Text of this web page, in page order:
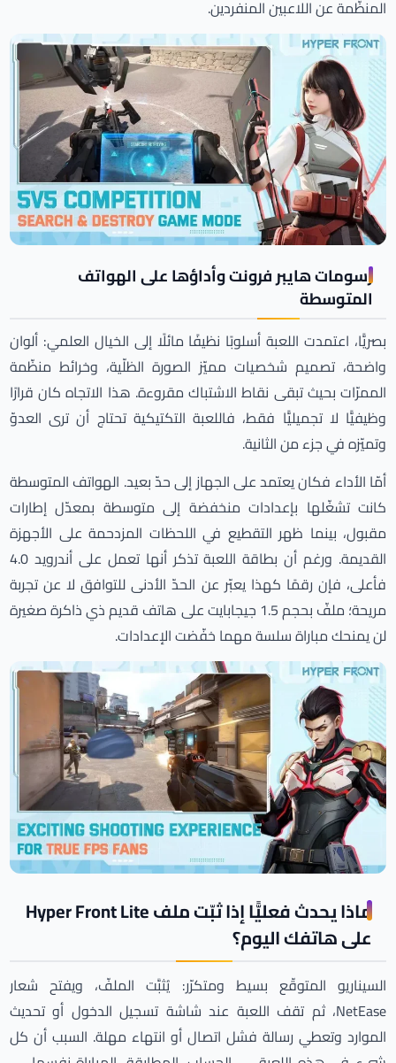
المنظّمة عن اللاعبين المنفردين.
رسومات هايبر فرونت وأداؤها على الهواتف
المتوسطة
بصريًّا، اعتمدت اللعبة أسلوبًا نظيفًا مائلًا إلى الخيال العلمي: ألوان
واضحة، تصميم شخصيات مميّز الصورة الظلّية، وخرائط منظّمة
الممرّات بحيث تبقى نقاط الاشتباك مقروءة. هذا الاتجاه كان قرارًا
وظيفيًّا لا تجميليًّا فقط، فاللعبة التكتيكية تحتاج أن ترى العدوّ
وتميّزه في جزء من الثانية.
أمّا الأداء فكان يعتمد على الجهاز إلى حدّ بعيد. الهواتف المتوسطة
كانت تشغّلها بإعدادات منخفضة إلى متوسطة بمعدّل إطارات
مقبول، بينما ظهر التقطيع في اللحظات المزدحمة على الأجهزة
القديمة. ورغم أن بطاقة اللعبة تذكر أنها تعمل على أندرويد 4.0
فأعلى، فإن رقمًا كهذا يعبّر عن الحدّ الأدنى للتوافق لا عن تجربة
مريحة؛ ملفّ بحجم 1.5 جيجابايت على هاتف قديم ذي ذاكرة صغيرة
لن يمنحك مباراة سلسة مهما خفّضت الإعدادات.
ماذا يحدث فعليًّا إذا ثبّت ملف Hyper Front Lite
على هاتفك اليوم؟
السيناريو المتوقّع بسيط ومتكرّر: يُثبَّت الملفّ، ويفتح شعار
NetEase، ثم تقف اللعبة عند شاشة تسجيل الدخول أو تحديث
الموارد وتعطي رسالة فشل اتصال أو انتهاء مهلة. السبب أن كل